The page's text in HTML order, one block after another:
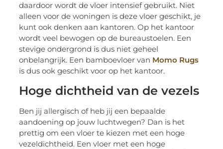
daardoor wordt de vloer intensief gebruikt. Niet
alleen voor de woningen is deze vloer geschikt, je
kunt ook denken aan kantoren. Op het kantoor
wordt veel bewogen op de bureaustoelen. Een
stevige ondergrond is dus niet geheel
onbelangrijk. Een bamboevloer van Momo Rugs
is dus ook geschikt voor op het kantoor.
Hoge dichtheid van de vezels
Ben jij allergisch of heb jij een bepaalde
aandoening op jouw luchtwegen? Dan is het
prettig om een vloer te kiezen met een hoge
vezeldichtheid. Een vloer met een hoge